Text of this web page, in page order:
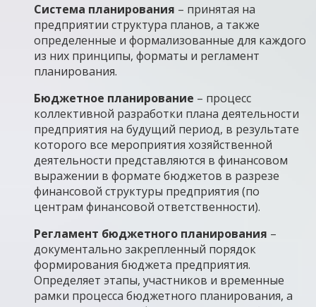
Система планирования – принятая на
предприятии структура планов, а также
определенные и формализованные для каждого
из них принципы, форматы и регламент
планирования.
Бюджетное планирование – процесс
коллективной разработки плана деятельности
предприятия на будущий период, в результате
которого все мероприятия хозяйственной
деятельности представляются в финансовом
выражении в формате бюджетов в разрезе
финансовой структуры предприятия (по
центрам финансовой ответственности).
Регламент бюджетного планирования –
документально закрепленный порядок
формирования бюджета предприятия.
Определяет этапы, участников и временные
рамки процесса бюджетного планирования, а